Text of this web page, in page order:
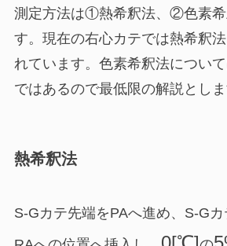
測定方法は①熱希釈法、②色素
す。現在の右心カテでは熱希釈
れています。色素希釈法につい
ではあるので最低限の解説としま
熱希釈法
S-Gカテ先端をPAへ進め、S-G